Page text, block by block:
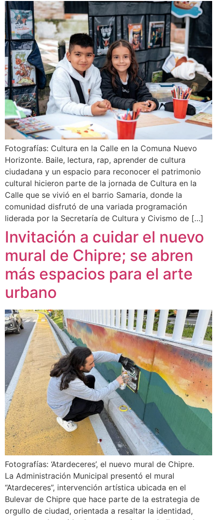
Fotografías: Cultura en la Calle en la Comuna Nuevo
Horizonte. Baile, lectura, rap, aprender de cultura
ciudadana y un espacio para reconocer el patrimonio
cultural hicieron parte de la jornada de Cultura en la
Calle que se vivió en el barrio Samaria, donde la
comunidad disfrutó de una variada programación
liderada por la Secretaría de Cultura y Civismo de […]
Invitación a cuidar el nuevo
mural de Chipre; se abren
más espacios para el arte
urbano
Fotografías: ‘Atardeceres’, el nuevo mural de Chipre.
La Administración Municipal presentó el mural
“Atardeceres”, intervención artística ubicada en el
Bulevar de Chipre que hace parte de la estrategia de
orgullo de ciudad, orientada a resaltar la identidad,